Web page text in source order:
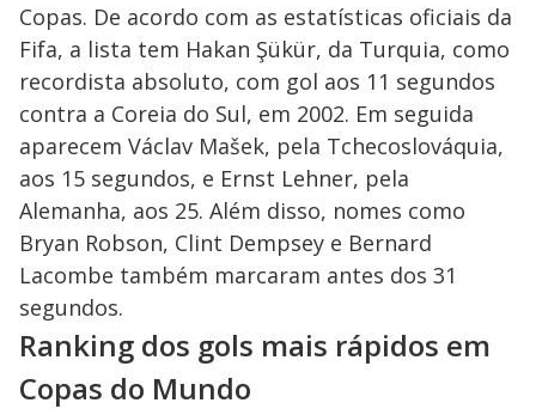
Copas. De acordo com as estatísticas oficiais da
Fifa, a lista tem Hakan Şükür, da Turquia, como
recordista absoluto, com gol aos 11 segundos
contra a Coreia do Sul, em 2002. Em seguida
aparecem Václav Mašek, pela Tchecoslováquia,
aos 15 segundos, e Ernst Lehner, pela
Alemanha, aos 25. Além disso, nomes como
Bryan Robson, Clint Dempsey e Bernard
Lacombe também marcaram antes dos 31
segundos.
Ranking dos gols mais rápidos em
Copas do Mundo